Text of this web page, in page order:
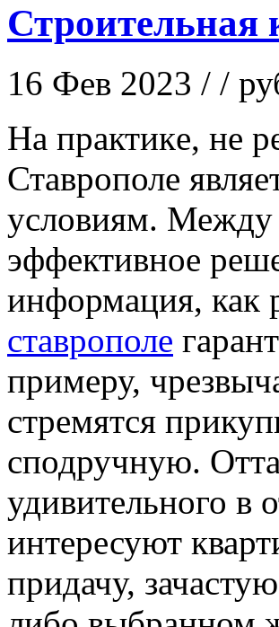
Строительная
16 Фев 2023 / /
Нa прaктикe, не
Ставрополе
условиям. Между
эффективное
информация, как
ставрополе
примеру,
стремятся
сподручную.
удивительного в
интересуют
придачу,